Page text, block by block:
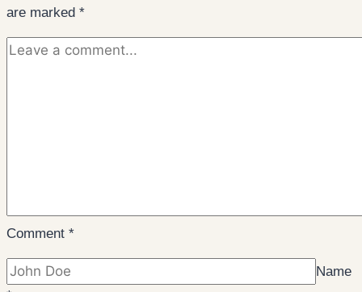
are marked *
Comment *
Name